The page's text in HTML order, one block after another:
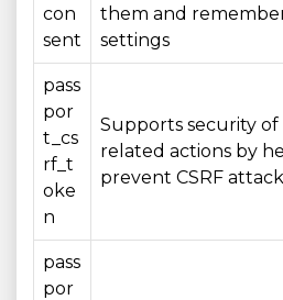
con
sent
them and
settings
pass
por
t_cs
rf_t
oke
n
Supports security
related actions by
prevent CSRF
pass
por